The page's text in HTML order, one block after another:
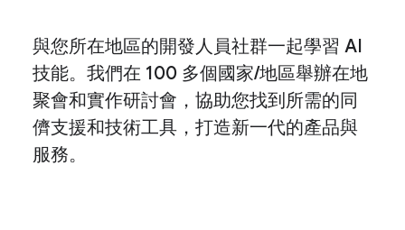
與您所在地區的開發人員社群一起學習 AI
技能。我們在 100 多個國家/地區舉辦在地
聚會和實作研討會，協助您找到所需的同
儕支援和技術工具，打造新一代的產品與
服務。